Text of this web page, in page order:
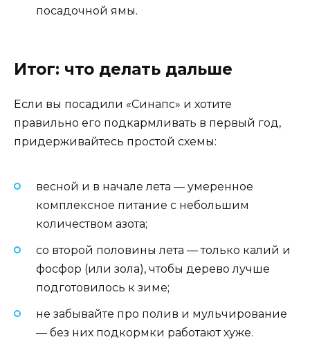
посадочной ямы.
Итог: что делать дальше
Если вы посадили «Синапс» и хотите
правильно его подкармливать в первый год,
придерживайтесь простой схемы:
весной и в начале лета — умеренное
комплексное питание с небольшим
количеством азота;
со второй половины лета — только калий и
фосфор (или зола), чтобы дерево лучше
подготовилось к зиме;
не забывайте про полив и мульчирование
— без них подкормки работают хуже.